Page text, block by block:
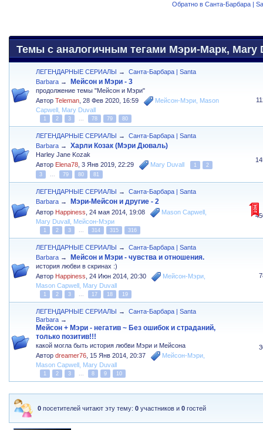
Обратно в Санта-Барбара |
Темы с аналогичным тегами Мэри-Марк, Mary
ЛЕГЕНДАРНЫЕ СЕРИАЛЫ →
Санта-Барбара | Santa
Barbara → Мейсон и Мэри - 3
продолжение темы "Мейсон и Мэри"
АвторTeleman ,28 Фев 2020, 16:59 Мейсон-Мэри Mason
Capwell
Mary Duvall
1 2 3 ... 78 79 80
ЛЕГЕНДАРНЫЕ СЕРИАЛЫ →
Санта-Барбара | Santa
Barbara → Харли Козак (Мэри Дюваль)
Harley Jane Kozak
Автор Elena78 ,3 Янв 2019, 22:29 Mary Duvall 1
2
3
... 79 80 81
ЛЕГЕНДАРНЫЕ СЕРИАЛЫ →
Санта-Барбара | Santa
Barbara → Мэри-Мейсон и другие - 2
Автор Happiness ,24 мая 2014, 19:08 Mason Capwell
Mary Duvall
Мейсон-Мэри
1 2 3 ... 314 315 316
ЛЕГЕНДАРНЫЕ СЕРИАЛЫ →
Санта-Барбара | Santa
Barbara → Мейсон и Мэри - чувства и отношения.
история любви в скринах :)
Автор Happiness ,24 Июн 2014, 20:30 Мейсон-Мэри
Mason Capwell
Mary Duvall
1 2 3 ... 17 18 19
ЛЕГЕНДАРНЫЕ СЕРИАЛЫ →
Санта-Барбара | Santa
Barbara →
Мейсон + Мэри - негатив ~ Без ошибок и страданий,
только позитив!!!
какой могла быть история любви Мэри и Мейсона
Авторdreamer76 15 Янв 2014, 20:37 Мейсон-Мэри
Mason Capwell
Mary Duvall
1 2 3 ... 8 9 10
0 посетителей читают эту тему:0 участников и0 гостей